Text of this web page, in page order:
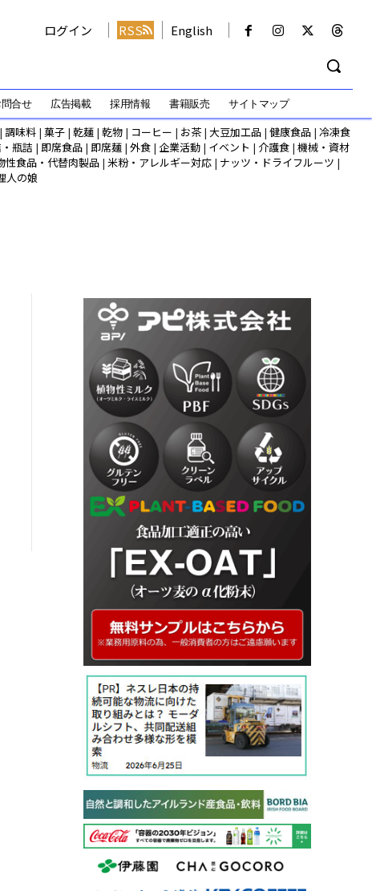
ログイン RSS English
合せ 広告掲載 採用情報 書籍販売 サイトマップ
| 調味料 | 菓子 | 乾麺 | 乾物 | コーヒー | お茶 | 大豆加工品 | 健康食品 | 冷凍食
瓶詰 | 即席食品 | 即席麺 | 外食 | 企業活動 | イベント | 介護食 | 機械・資材
性食品・代替肉製品 | 米粉・アレルギー対応 | ナッツ・ドライフルーツ |
人の娘